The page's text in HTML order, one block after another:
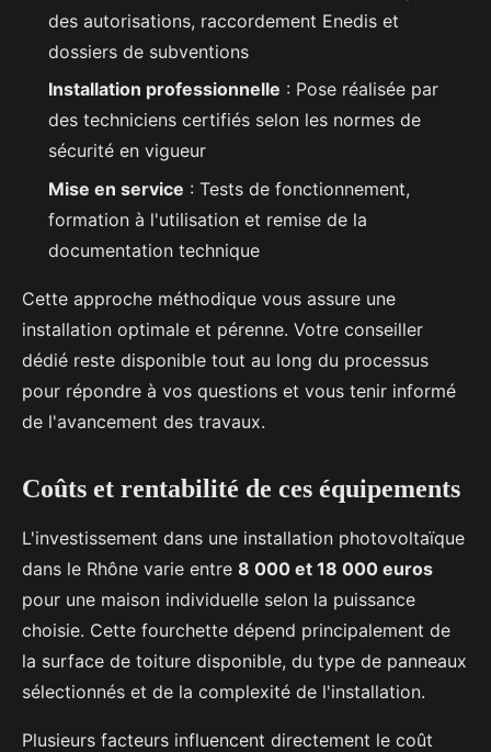
des autorisations, raccordement Enedis et
dossiers de subventions
Installation professionnelle : Pose réalisée par
des techniciens certifiés selon les normes de
sécurité en vigueur
Mise en service : Tests de fonctionnement,
formation à l'utilisation et remise de la
documentation technique
Cette approche méthodique vous assure une
installation optimale et pérenne. Votre conseiller
dédié reste disponible tout au long du processus
pour répondre à vos questions et vous tenir informé
de l'avancement des travaux.
Coûts et rentabilité de ces équipements
L'investissement dans une installation photovoltaïque
dans le Rhône varie entre 8 000 et 18 000 euros
pour une maison individuelle selon la puissance
choisie. Cette fourchette dépend principalement de
la surface de toiture disponible, du type de panneaux
sélectionnés et de la complexité de l'installation.
Plusieurs facteurs influencent directement le coût